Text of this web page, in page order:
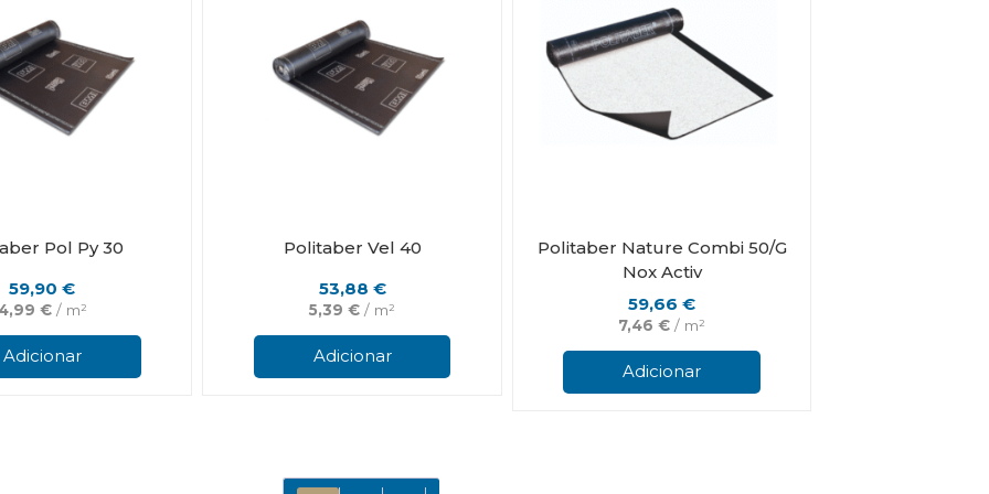
product
Pol Py 30
59,90€
€/ m²
Adicionar
Politaber Vel 40
53,88 €
5,39€ / m²
Adicionar
Politaber Nature Combi 50/G
Nox Activ
59,66€
7,46€ / m²
Adicionar